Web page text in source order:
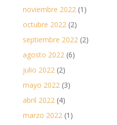
noviembre 2022(1)
octubre 2022(2)
septiembre 2022(2)
agosto 2022(6)
julio 2022(2)
mayo 2022(3)
abril 2022(4)
marzo 2022(1)